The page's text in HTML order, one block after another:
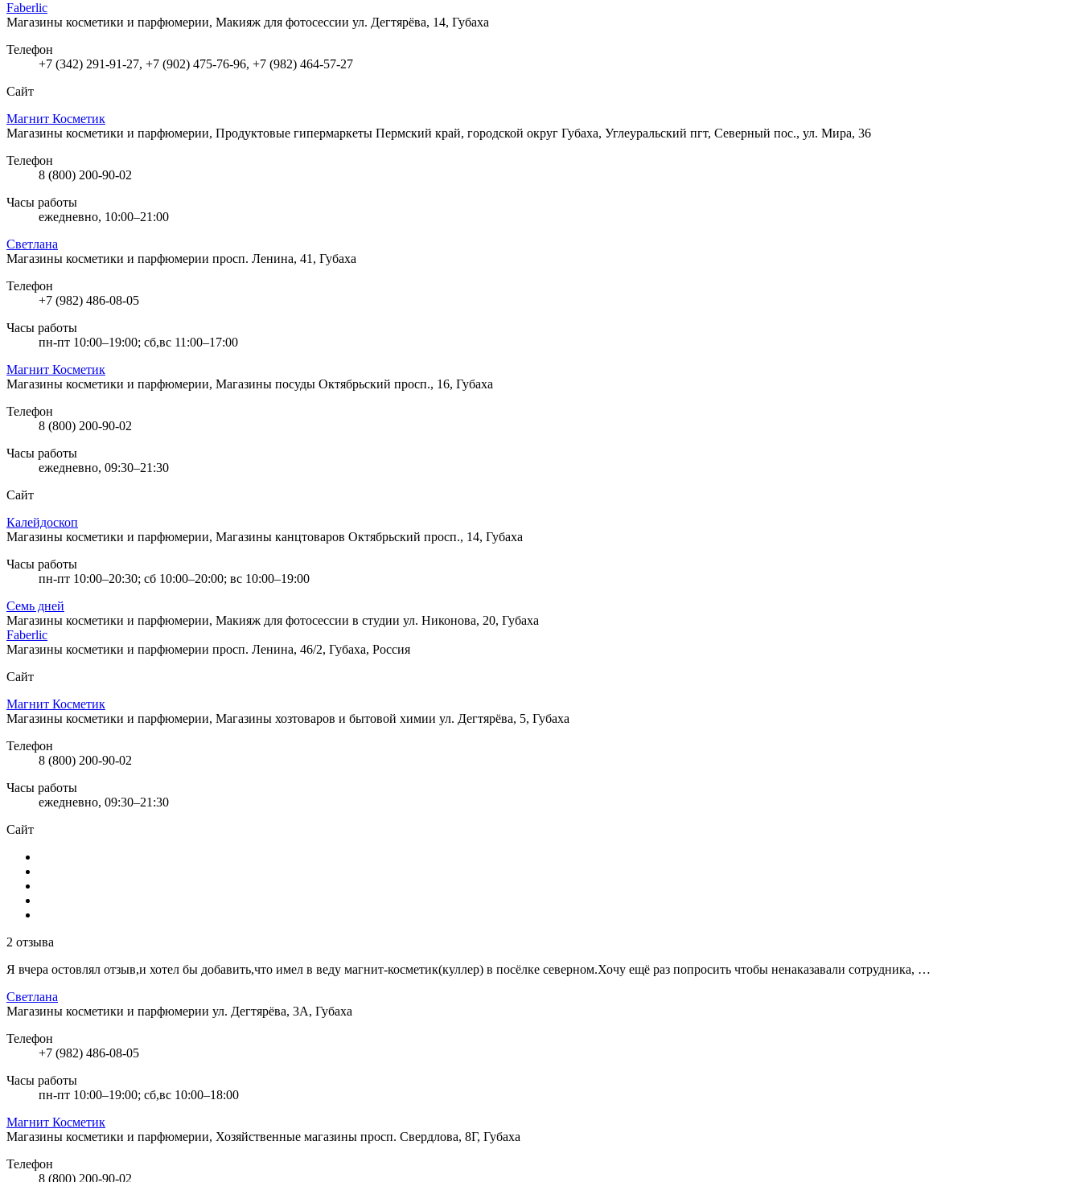
Faberlic
Магазины косметики и парфюмерии, Макияж для фотосессии ул. Дегтярёва, 14, Губаха
Телефон
+7 (342) 291-91-27, +7 (902) 475-76-96, +7 (982) 464-57-27
Сайт
Магнит Косметик
Магазины косметики и парфюмерии, Продуктовые гипермаркеты Пермский край, городской округ Губаха, Углеуральский пгт, Северный пос., ул. Мира, 36
Телефон
8 (800) 200-90-02
Часы работы
ежедневно, 10:00–21:00
Светлана
Магазины косметики и парфюмерии просп. Ленина, 41, Губаха
Телефон
+7 (982) 486-08-05
Часы работы
пн-пт 10:00–19:00; сб,вс 11:00–17:00
Магнит Косметик
Магазины косметики и парфюмерии, Магазины посуды Октябрьский просп., 16, Губаха
Телефон
8 (800) 200-90-02
Часы работы
ежедневно, 09:30–21:30
Сайт
Калейдоскоп
Магазины косметики и парфюмерии, Магазины канцтоваров Октябрьский просп., 14, Губаха
Часы работы
пн-пт 10:00–20:30; сб 10:00–20:00; вс 10:00–19:00
Семь дней
Магазины косметики и парфюмерии, Макияж для фотосессии в студии ул. Никонова, 20, Губаха
Faberlic
Магазины косметики и парфюмерии просп. Ленина, 46/2, Губаха, Россия
Сайт
Магнит Косметик
Магазины косметики и парфюмерии, Магазины хозтоваров и бытовой химии ул. Дегтярёва, 5, Губаха
Телефон
8 (800) 200-90-02
Часы работы
ежедневно, 09:30–21:30
Сайт
2 отзыва
Я вчера остовлял отзыв,и хотел бы добавить,что имел в веду магнит-косметик(куллер) в посёлке северном.Хочу ещё раз попросить чтобы ненаказавали сотрудника, …
Светлана
Магазины косметики и парфюмерии ул. Дегтярёва, 3А, Губаха
Телефон
+7 (982) 486-08-05
Часы работы
пн-пт 10:00–19:00; сб,вс 10:00–18:00
Магнит Косметик
Магазины косметики и парфюмерии, Хозяйственные магазины просп. Свердлова, 8Г, Губаха
Телефон
8 (800) 200-90-02